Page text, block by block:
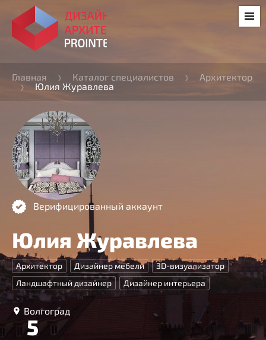
Главная Каталог специалистов
Архитектор
Юлия Журавлева
Верифицированный аккаунт
Юлия Журавлева
Архитектор Дизайнер мебели
3D-визуализатор
Ландшафтный дизайнер
Дизайнер интерьера
Волгоград
5